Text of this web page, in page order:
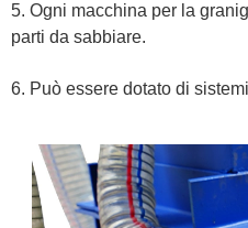
5. Ogni macchina per la
parti da sabbiare.
6. Può essere dotato di